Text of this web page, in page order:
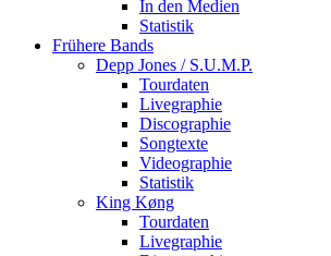
In den Medien
Statistik
Frühere Bands
Depp Jones / S.U.M.P.
Tourdaten
Livegraphie
Discographie
Songtexte
Videographie
Statistik
King Køng
Tourdaten
Livegraphie